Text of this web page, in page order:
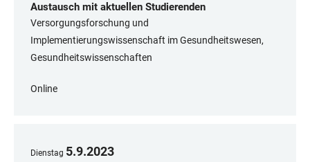
Austausch mit aktuellen Studierenden
Versorgungsforschung und
Implementierungswissenschaft im Gesundheitswesen,
Gesundheitswissenschaften
Online
Dienstag 5.9.2023